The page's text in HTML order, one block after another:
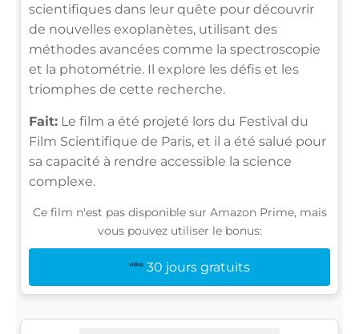
scientifiques dans leur quête pour découvrir
de nouvelles exoplanètes, utilisant des
méthodes avancées comme la spectroscopie
et la photométrie. Il explore les défis et les
triomphes de cette recherche.
Fait: Le film a été projeté lors du Festival du
Film Scientifique de Paris, et il a été salué pour
sa capacité à rendre accessible la science
complexe.
Ce film n'est pas disponible sur Amazon Prime, mais
vous pouvez utiliser le bonus:
30 jours gratuits